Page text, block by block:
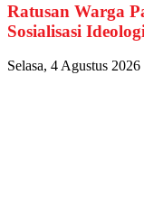
Ratusan Warga
Sosialisasi
Selasa, 4 Agustus 2026